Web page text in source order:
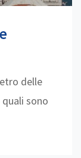
delle
sono